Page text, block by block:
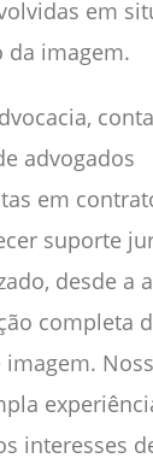
em
da imagem.
advogados
em
suporte
desde a
completa
imagem.
interesses